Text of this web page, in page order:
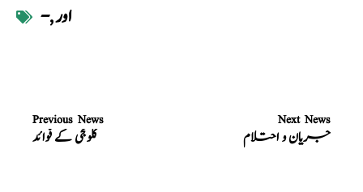
-,اور
Previous News
کلونجی کے فوائد
Next News
جریان و احتلام